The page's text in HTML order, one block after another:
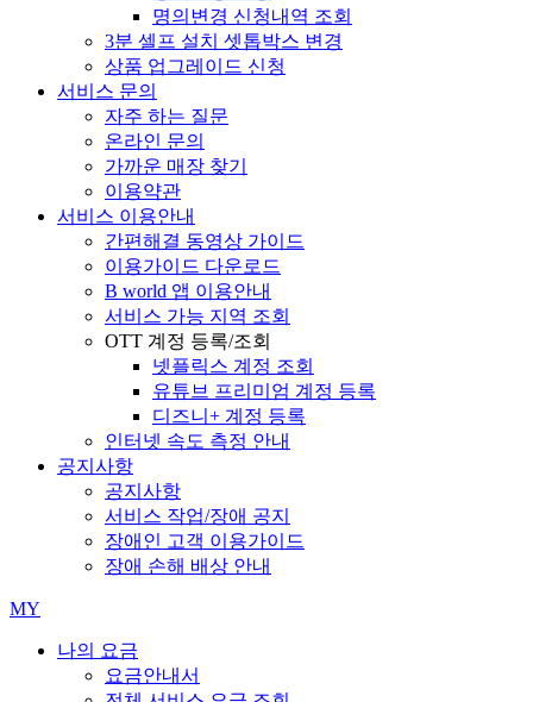
명의변경 신청내역 조회
3분 셀프 설치 셋톱박스 변경
상품 업그레이드 신청
서비스 문의
자주 하는 질문
온라인 문의
가까운 매장 찾기
이용약관
서비스 이용안내
간편해결 동영상 가이드
이용가이드 다운로드
B world 앱 이용안내
서비스 가능 지역 조회
OTT 계정 등록/조회
넷플릭스 계정 조회
유튜브 프리미엄 계정 등록
디즈니+ 계정 등록
인터넷 속도 측정 안내
공지사항
공지사항
서비스 작업/장애 공지
장애인 고객 이용가이드
장애 손해 배상 안내
MY
나의 요금
요금안내서